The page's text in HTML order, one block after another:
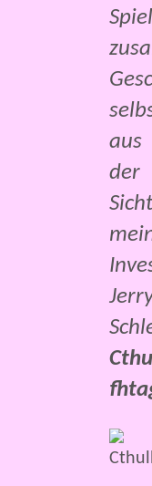
aus
der
Sicht